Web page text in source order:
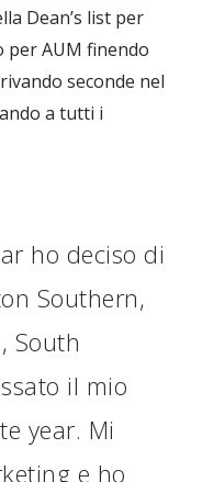
Dean’s list per
per AUM finendo
seconde nel
a tutti i
ho deciso di
Southern,
South
il mio
year. Mi
e ho